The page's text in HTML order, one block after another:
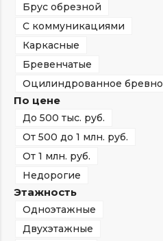
Брус обрезной
С коммуникациями
Каркасные
Бревенчатые
Оцилиндрованное бревно
По цене
До 500 тыс. руб.
От 500 до 1 млн. руб.
От 1 млн. руб.
Недорогие
Этажность
Одноэтажные
Двухэтажные